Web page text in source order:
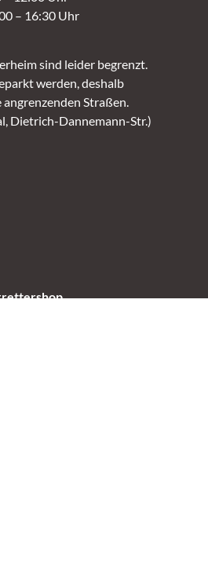
– 16:30 Uhr
sind leider begrenzt.
werden, deshalb
Straßen.
Dietrich-Dannemann-Str.)